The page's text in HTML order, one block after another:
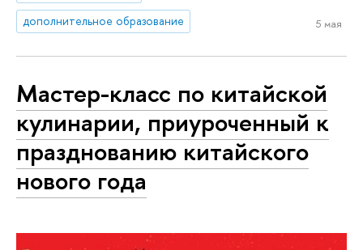
дополнительное образование
5 мая
Мастер-класс по китайской
кулинарии, приуроченный к
празднованию китайского
нового года